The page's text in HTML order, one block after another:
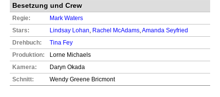
Besetzung und Crew
Regie:
Mark Waters
Stars:
Lindsay Lohan Rachel McAdams Amanda Seyfried
Drehbuch:
Tina Fey
Produktion:
Lorne Michaels
Kamera:
Daryn Okada
Schnitt:
Wendy Greene Bricmont